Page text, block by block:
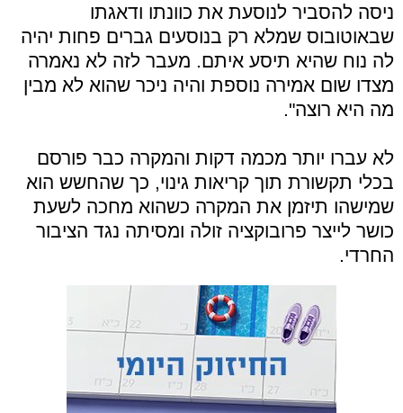
ניסה להסביר לנוסעת את כוונתו ודאגתו
שבאוטובוס שמלא רק בנוסעים גברים פחות יהיה
לה נוח שהיא תיסע איתם. מעבר לזה לא נאמרה
מצדו שום אמירה נוספת והיה ניכר שהוא לא מבין
מה היא רוצה".
לא עברו יותר מכמה דקות והמקרה כבר פורסם
בכלי תקשורת תוך קריאות גינוי, כך שהחשש הוא
שמישהו תיזמן את המקרה כשהוא מחכה לשעת
כושר לייצר פרובוקציה זולה ומסיתה נגד הציבור
החרדי.